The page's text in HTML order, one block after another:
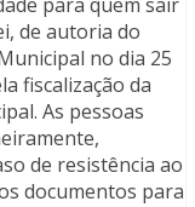
de autoria do
no dia 25
fiscalização da
As pessoas
de resistência ao
documentos para